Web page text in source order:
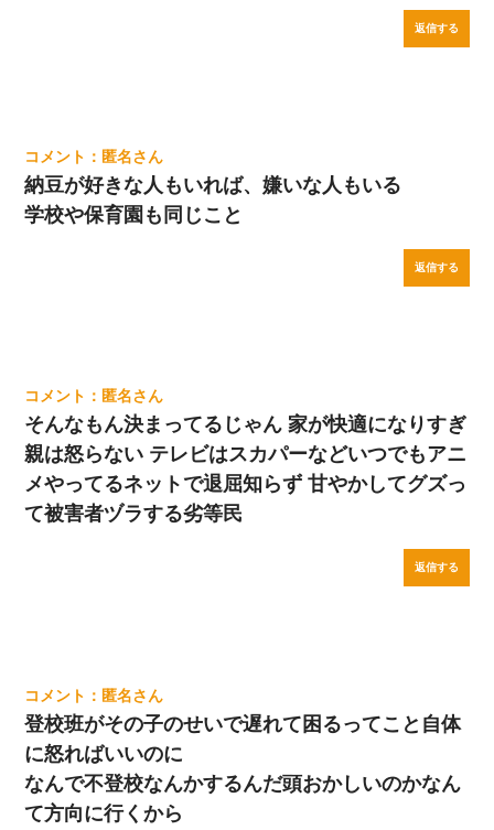
返信する
匿名
納豆が好きな人もいれば、嫌いな人もいる
学校や保育園も同じこと
返信する
匿名
そんなもん決まってるじゃん 家が快適になりすぎ
親は怒らない テレビはスカパーなどいつでもアニ
メやってるネットで退屈知らず 甘やかしてグズっ
て被害者ヅラする劣等民
返信する
匿名
登校班がその子のせいで遅れて困るってこと自体
に怒ればいいのに
なんで不登校なんかするんだ頭おかしいのかなん
て方向に行くから